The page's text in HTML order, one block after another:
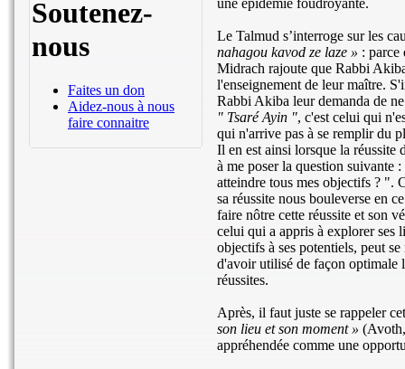
Soutenez-
nous
Faites un don
Aidez-nous à nous
faire connaitre
une épidémie foudroyante.
Le Talmud s’interroge sur les
nahagou kavod ze laze » : parce
Midrach rajoute que Rabbi
l'enseignement de leur maître.
Rabbi Akiba leur demanda de
" Tsaré Ayin ", c'est celui qui
qui n'arrive pas à se remplir du
Il en est ainsi lorsque la réussite
à me poser la question suivante
atteindre tous mes objectifs ? ".
sa réussite nous bouleverse en
faire nôtre cette réussite et son
celui qui a appris à explorer ses
objectifs à ses potentiels, peut
d'avoir utilisé de façon optimale
réussites.
Après, il faut juste se rappeler
son lieu et son moment »
appréhendée comme une